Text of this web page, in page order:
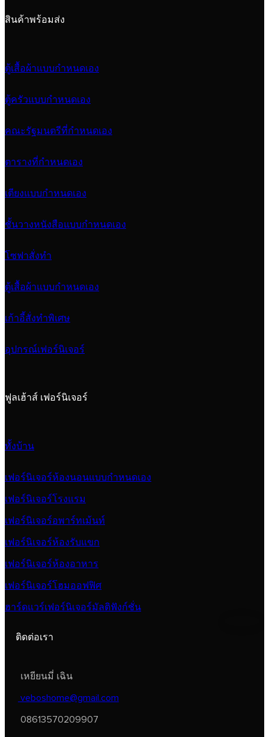
สินค้าพร้อมส่ง
ตู้เสื้อผ้าแบบกำหนดเอง
ตู้ครัวแบบกำหนดเอง
คณะรัฐมนตรีที่กำหนดเอง
ตารางที่กำหนดเอง
เตียงแบบกำหนดเอง
ชั้นวางหนังสือแบบกำหนดเอง
โซฟาสั่งทำ
ตู้เสื้อผ้าแบบกำหนดเอง
เก้าอี้สั่งทำพิเศษ
อุปกรณ์เฟอร์นิเจอร์
ฟูลเฮ้าส์ เฟอร์นิเจอร์
ทั้งบ้าน
เฟอร์นิเจอร์ห้องนอนแบบกำหนดเอง
เฟอร์นิเจอร์โรงแรม
เฟอร์นิเจอร์อพาร์ทเม้นท์
เฟอร์นิเจอร์ห้องรับแขก
เฟอร์นิเจอร์ห้องอาหาร
เฟอร์นิเจอร์โฮมออฟฟิศ
ฮาร์ดแวร์เฟอร์นิเจอร์มัลติฟังก์ชั่น
ติดต่อเรา
เหยียนมี่ เฉิน
veboshome@gmail.com
08613570209907